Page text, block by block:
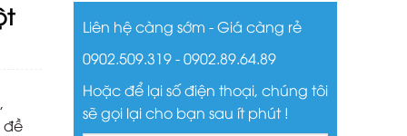
đề
Liên hệ càng sớm - Giá càng rẻ
0902.509.319 - 0902.89.64.89
Hoặc để lại số điện thoại, chúng tôi
sẽ gọi lại cho bạn sau ít phút !